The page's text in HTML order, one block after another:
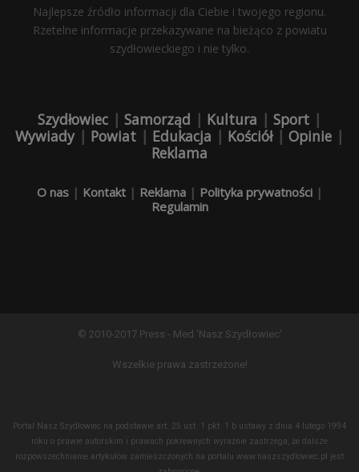
Najlepsze źródło informacji dla Ciebie i twojego regionu.
Rzetelne informacje przekazywane na bieżąco z powiatu
szydłowieckiego i nie tylko.
Szydłowiec | Samorząd | Kultura | Sport |
Wywiady| Powiat | Edukacja | Kościół| Opinie |
Reklama
O nas| Kontakt| Reklama| Polityka prywatności|
Regulamin
© 2010-2017 Press - Med 'Nasz Szydłowiec'
Wszelkie prawa zastrzeżone!
Portal Nasz Szydłowiec na podstawie art. 25 ust. 1 pkt. 1 b ustawy z dnia 4 lutego 1994
roku o prawie autorskim i prawach pokrewnych wyraźnie zastrzega, że dalsze
rozpowszechnianie artykułów zamieszczonych na portalu www.naszszydlowiec.pl jest